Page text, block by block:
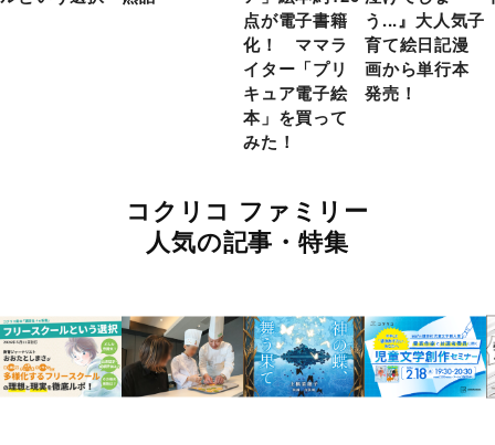
点が電子書籍
化！ ママラ
イター「プリ
キュア電子絵
本」を買って
みた！
う...』大人気子
育て絵日記漫
画から単行本
発売！
コクリコ ファミリー
人気の記事・特集